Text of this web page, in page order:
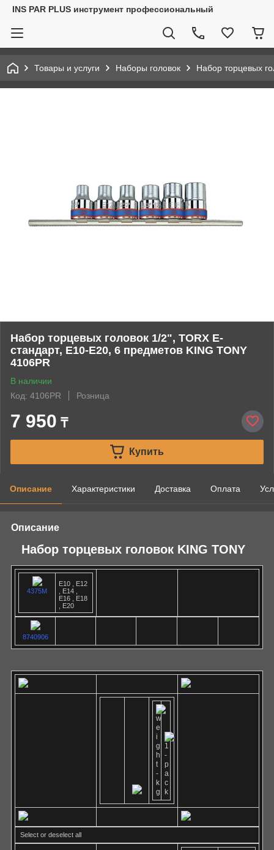
INS PAR PLUS инструмент профессиональный
Товары и услуги Наборы головок Набор торцевых
Набор торцевых головок 1/2", TORX Е-
стандарт, Е10-Е20, 6 предметов KING TONY
4106PR
В наличии
Код: 4106PR
Розница
7 950 ₸
Купить
Описание Характеристики Доставка Оплата
Описание
Набор торцевых головок KING TONY
4375M
E10 , E12
, E14 ,
E16 , E18
, E20
8740906
Select or deselect all